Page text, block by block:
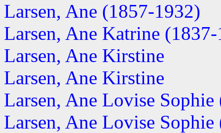
Larsen, Ane (1857-1932)
Larsen, Ane Katrine
Larsen, Ane Kirstine
Larsen, Ane Kirstine
Larsen, Ane Lovise
Larsen, Ane Lovise